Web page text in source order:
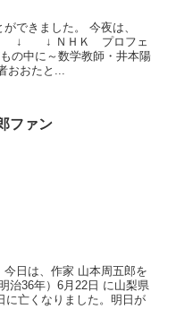
できました。 今夜は、
↓ ↓ ＮＨＫ プロフェ
の中に～数学教師・井本陽
おおたと...
ファン
日は、作家 山本周五郎を
治36年）6月22日 に山梨県
に亡くなりました。明日が